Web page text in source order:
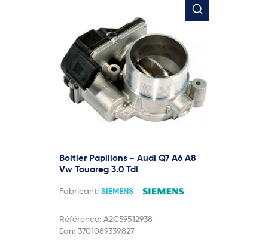
Boitier Papillons - Audi Q7 A6 A8
Vw Touareg 3.0 Tdi
Fabricant: SIEMENS
Référence: A2C59512938
Ean: 3701089339827